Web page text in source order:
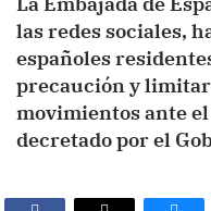
las redes sociales,
españoles
precaución y
movimientos ante
decretado por el